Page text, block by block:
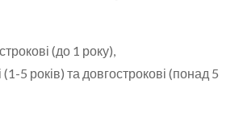
(до 1 року),
5 років) та довгострокові (понад 5